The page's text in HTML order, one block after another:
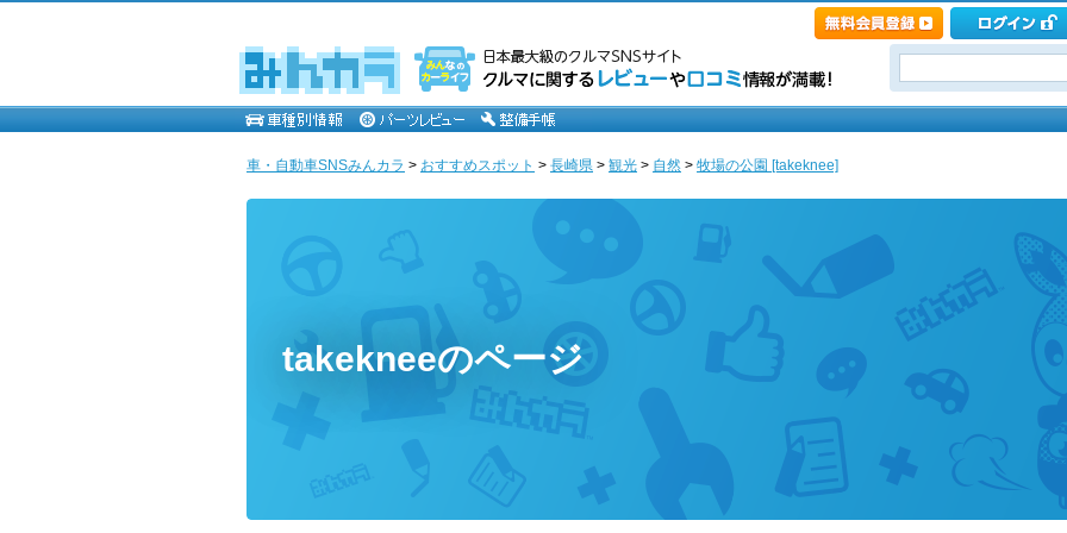
車・自動車SNSみんカラ > おすすめスポット > 長崎県 > 観光 > 自然 > 牧場の公園 [takeknee]
takekneeのページ